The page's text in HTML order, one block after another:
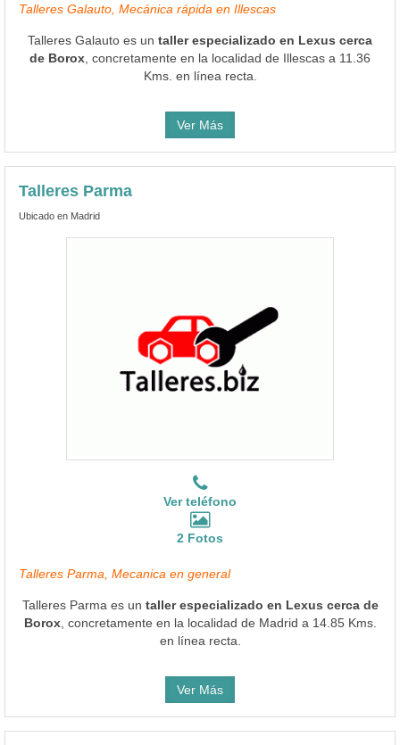
Talleres Galauto, Mecánica rápida en Illescas
Talleres Galauto es un taller especializado en Lexus cerca
de Borox , concretamente en la localidad de Illescas a 11.36
Kms. en línea recta.
Ver Más
Talleres Parma
Ubicado en Madrid
Ver teléfono
2 Fotos
Talleres Parma, Mecanica en general
Talleres Parma es un taller especializado en Lexus cerca de
Borox, concretamente en la localidad de Madrid a 14.85 Kms.
en línea recta.
Ver Más